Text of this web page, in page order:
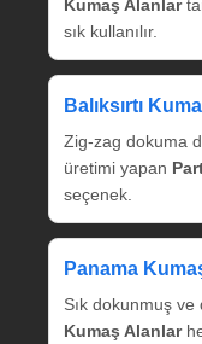
Kumaş Alanlar
sık kullanılır.
Balıksırtı
Zig‑zag dokuma
üretimi yapan
seçenek.
Panama
Sık dokunmuş ve
Kumaş Alanlar